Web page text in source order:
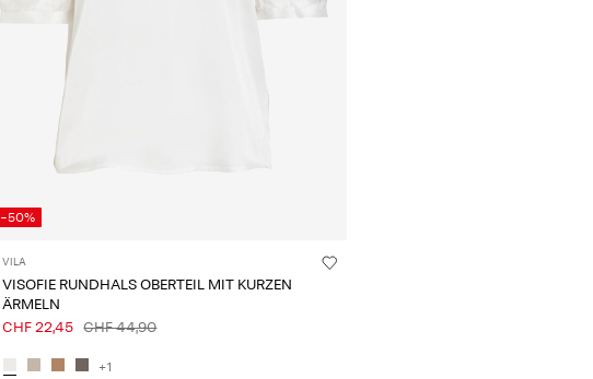
-50%
VILA
VISOFIE RUNDHALS OBERTEIL MIT KURZEN
ÄRMELN
CHF 22,45 CHF 44,90
+1